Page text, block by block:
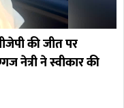
की जीत पर
नेत्री ने स्वीकार की